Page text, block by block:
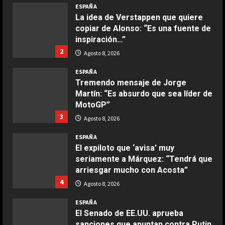
2
ESPAÑA
La idea de Verstappen que quiere
copiar de Alonso: “Es una fuente de
inspiración…”
Agosto 8, 2026
3
ESPAÑA
Tremendo mensaje de Jorge
Martín: “Es absurdo que sea líder de
MotoGP”
Agosto 8, 2026
4
ESPAÑA
El expiloto que ‘avisa’ muy
seriamente a Márquez: “Tendrá que
arriesgar mucho con Acosta”
Agosto 8, 2026
ESPAÑA
El Senado de EE.UU. aprueba
Ensalada de espinacas deliciosa
COCINA
Boquerones fritos en freidora de
aire
Aprile 24, 2026
Buñuelos de alcachofas
Aprile 5, 2026
Ternera guisada con senderuelas